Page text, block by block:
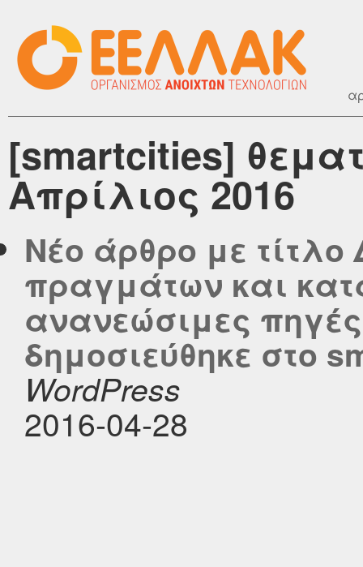
[smartcities]
Απρίλιος 2016
Νέο άρθρο με τίτλο
πραγμάτων και
ανανεώσιμες
δημοσιεύθηκε στο
WordPress
2016-04-28